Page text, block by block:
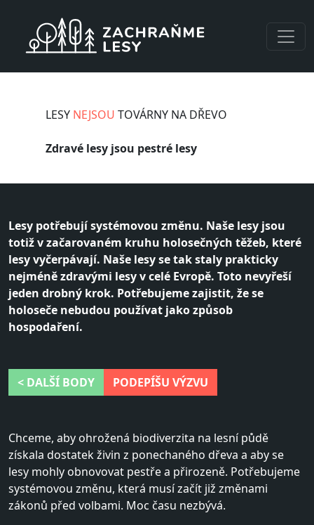
LESY NEJSOU TOVÁRNY NA DŘEVO
Zdravé lesy jsou pestré lesy
Lesy potřebují systémovou změnu. Naše lesy jsou
totiž v začarovaném kruhu holosečných těžeb, které
lesy vyčerpávají. Naše lesy se tak staly prakticky
nejméně zdravými lesy v celé Evropě. Toto nevyřeší
jeden drobný krok. Potřebujeme zajistit, že se
holoseče nebudou používat jako způsob
hospodaření.
< DALŠÍ BODY PODEPÍŠU VÝZVU
Chceme, aby ohrožená biodiverzita na lesní půdě
získala dostatek živin z ponechaného dřeva a aby se
lesy mohly obnovovat pestře a přirozeně. Potřebujeme
systémovou změnu, která musí začít již změnami
zákonů před volbami. Moc času nezbývá.